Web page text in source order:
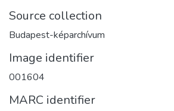
Source collection
Budapest-képarchívum
Image identifier
001604
MARC identifier